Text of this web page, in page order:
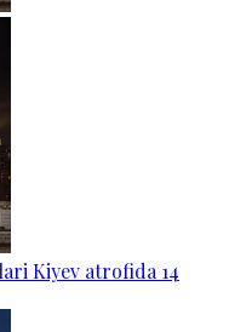
Kiyev atrofida 14